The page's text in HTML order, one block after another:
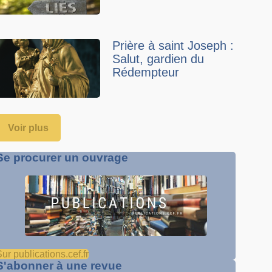
Prière à saint Joseph :
Salut, gardien du
Rédempteur
Voir plus
procurer un ouvrage
publications.cef.fr
à une revue